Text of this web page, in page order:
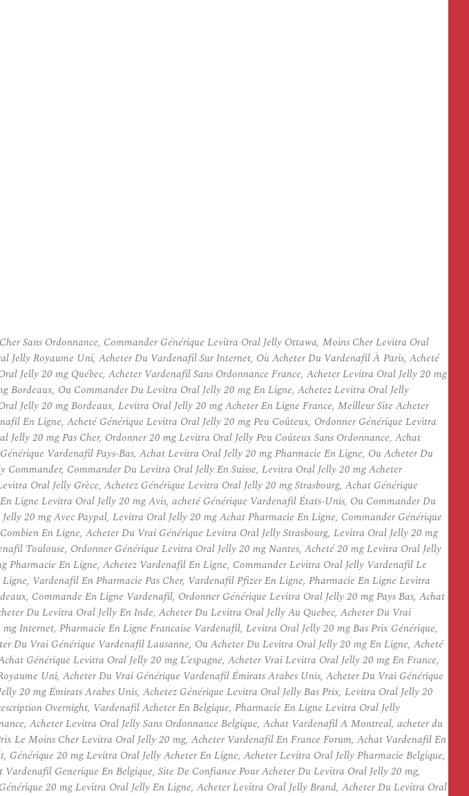
Sans Ordonnance, Commander Générique Levitra Oral Jelly Ottawa, Moins Cher Levitra Oral
Royaume Uni, Acheter Du Vardenafil Sur Internet, Où Acheter Du Vardenafil À Paris, Acheté
Jelly 20 mg Québec, Acheter Vardenafil Sans Ordonnance France, Acheter Levitra Oral Jelly 20 mg
Ou Commander Du Levitra Oral Jelly 20 mg En Ligne, Achetez Levitra Oral Jelly
Jelly 20 mg Bordeaux, Levitra Oral Jelly 20 mg Acheter En Ligne France, Meilleur Site Acheter
En Ligne, Acheté Générique Levitra Oral Jelly 20 mg Peu Coûteux, Ordonner Générique Levitra
20 mg Pas Cher, Ordonner 20 mg Levitra Oral Jelly Peu Coûteux Sans Ordonnance, Achat
Vardenafil Pays-Bas, Achat Levitra Oral Jelly 20 mg Pharmacie En Ligne, Ou Acheter Du
Commander Du Levitra Oral Jelly En Suisse, Levitra Oral Jelly 20 mg Acheter
Oral Jelly Grèce, Achetez Générique Levitra Oral Jelly 20 mg Strasbourg, Achat Générique
Ligne Levitra Oral Jelly 20 mg Avis, acheté Générique Vardenafil États-Unis, Ou Commander Du
20 mg Avec Paypal, Levitra Oral Jelly 20 mg Achat Pharmacie En Ligne, Commander Générique
En Ligne, Acheter Du Vrai Générique Levitra Oral Jelly Strasbourg, Levitra Oral Jelly 20 mg
Toulouse, Ordonner Générique Levitra Oral Jelly 20 mg Nantes, Acheté 20 mg Levitra Oral Jelly
En Ligne, Achetez Vardenafil En Ligne, Commander Levitra Oral Jelly Vardenafil Le
Vardenafil En Pharmacie Pas Cher, Vardenafil Pfizer En Ligne, Pharmacie En Ligne Levitra
Commande En Ligne Vardenafil, Ordonner Générique Levitra Oral Jelly 20 mg Pays Bas, Achat
Du Levitra Oral Jelly En Inde, Acheter Du Levitra Oral Jelly Au Quebec, Acheter Du Vrai
Internet, Pharmacie En Ligne Francaise Vardenafil, Levitra Oral Jelly 20 mg Bas Prix Générique,
Du Vrai Générique Vardenafil Lausanne, Ou Acheter Du Levitra Oral Jelly 20 mg En Ligne, Acheté
Générique Levitra Oral Jelly 20 mg L’espagne, Acheter Vrai Levitra Oral Jelly 20 mg En France,
Uni, Acheter Du Vrai Générique Vardenafil Émirats Arabes Unis, Acheter Du Vrai Générique
20 mg Émirats Arabes Unis, Achetez Générique Levitra Oral Jelly Bas Prix, Levitra Oral Jelly 20
Overnight, Vardenafil Acheter En Belgique, Pharmacie En Ligne Levitra Oral Jelly
Acheter Levitra Oral Jelly Sans Ordonnance Belgique, Achat Vardenafil A Montreal, acheter du
Moins Cher Levitra Oral Jelly 20 mg, Acheter Vardenafil En France Forum, Achat Vardenafil En
20 mg Levitra Oral Jelly Acheter En Ligne, Acheter Levitra Oral Jelly Pharmacie Belgique,
Generique En Belgique, Site De Confiance Pour Acheter Du Levitra Oral Jelly 20 mg,
20 mg Levitra Oral Jelly En Ligne, Acheter Levitra Oral Jelly Brand, Acheter Du Levitra Oral